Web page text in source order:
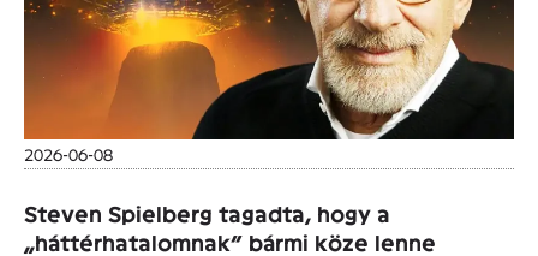
2026-06-08
Steven Spielberg tagadta, hogy a
„háttérhatalomnak” bármi köze lenne